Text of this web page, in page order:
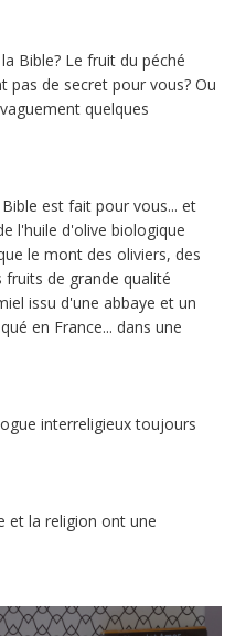
Bible? Le fruit du péché
pas de secret pour vous? Ou
quelques
est fait pour vous... et
l'huile d'olive biologique
le mont des oliviers, des
de grande qualité
issu d'une abbaye et un
en France... dans une
interreligieux toujours
et la religion ont une